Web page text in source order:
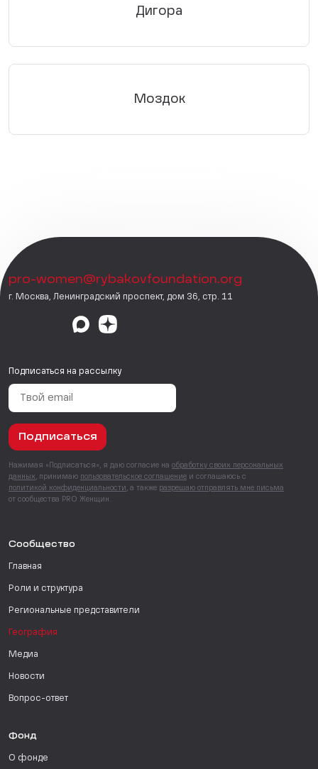
Дигора
Моздок
pro-women@rybakovfoundation.org
г. Москва, Ленинградский проспект, дом 36, стр. 11
Подписаться на рассылку
Подписаться
Нажимая «Подписаться», я даю согласие на обработку своих персональных
данных , принимаю пользовательское соглашение и соглашаюсь с
политикой конфиденциальности , а также разрешаю отправлять мне письма
от сообщества PRO Женщин.
Сообщество
Главная
Роли и структура
Региональные представители
География
Медиа
Новости
Вопрос-ответ
Фонд
О фонде